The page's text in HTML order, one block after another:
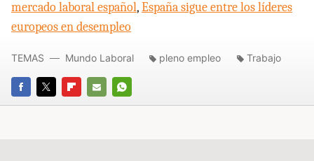
mercado laboral español,España sigue entre los líderes
europeos en desempleo
FACEBOOK
TWITTERFLIPBOARD
E-
WHATSAPP
TEMAS Mundo Laboral pleno empleo Trabajo